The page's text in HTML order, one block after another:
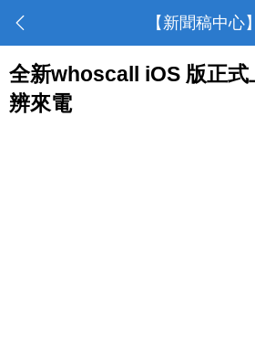
【新聞稿中心】
全新whoscall iOS 版正式
辨來電